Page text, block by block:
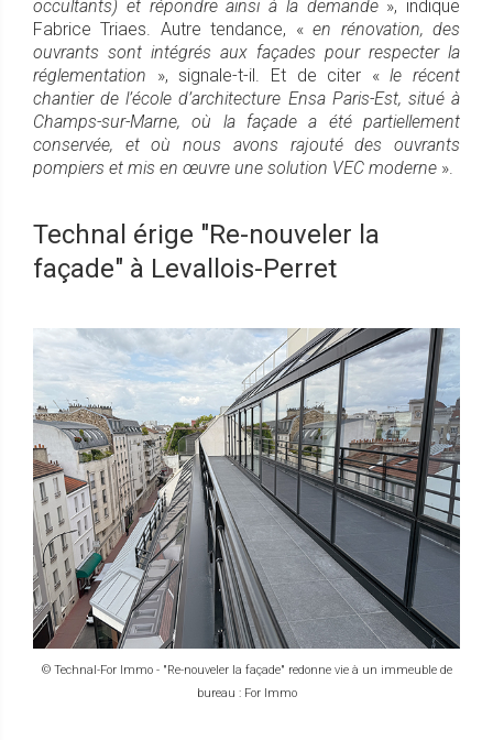
occultants) et répondre ainsi à la demande », indique
Fabrice Triaes. Autre tendance, «en rénovation, des
ouvrants sont intégrés aux façades pour respecter la
réglementation », signale-t-il. Et de citer «le récent
chantier de l’école d’architecture Ensa Paris-Est, situé à
Champs-sur-Marne, où la façade a été partiellement
conservée, et où nous avons rajouté des ouvrants
pompiers et mis en œuvre une solution VEC moderne ».
Technal érige "Re-nouveler la
façade" à Levallois-Perret
© Technal-For Immo - "Re-nouveler la façade" redonne vie à un immeuble de
bureau : For Immo